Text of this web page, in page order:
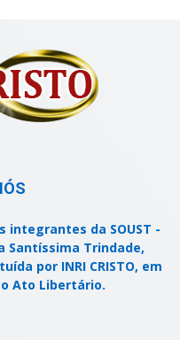
integrantes da SOUST -
Santíssima Trindade,
por INRI CRISTO, em
Ato Libertário.